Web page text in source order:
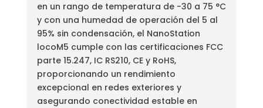
en un rango de temperatura de -30 a 75 °C
y con una humedad de operación del 5 al
95% sin condensación, el NanoStation
locoM5 cumple con las certificaciones FCC
parte 15.247, IC RS210, CE y RoHS,
proporcionando un rendimiento
excepcional en redes exteriores y
asegurando conectividad estable en